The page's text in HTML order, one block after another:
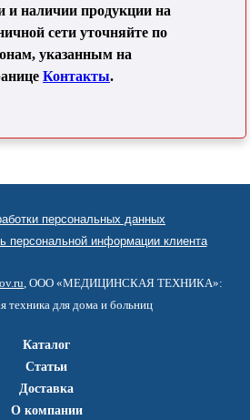
и наличии продукции на
сети уточняйте по
указанным на
Контакты.
персональных данных
персональной информации клиента
, ООО «МЕДИЦИНСКАЯ ТЕХНИКА»:
техника для дома и больниц
Каталог
Статьи
Доставка
О компании